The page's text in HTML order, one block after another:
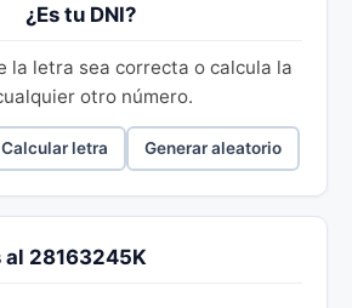
¿Es tu DNI?
la letra sea correcta o calcula la
otro número.
Calcular letra Generar aleatorio
al 28163245K